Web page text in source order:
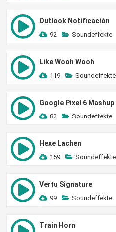
Outlook Notificación
92 Soundeffekte
Like Wooh Wooh
119 Soundeffekte
Google Pixel 6 Mashup
82 Soundeffekte
Hexe Lachen
159 Soundeffekte
Vertu Signature
99 Soundeffekte
Train Horn